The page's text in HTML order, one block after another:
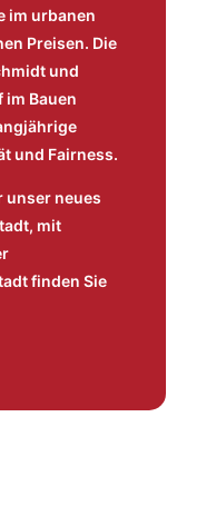
im urbanen
Preisen. Die
und
im Bauen
und Fairness.
unser neues
mit
finden Sie